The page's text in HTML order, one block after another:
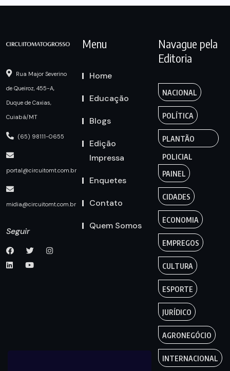
Rua Major Severino
de Queiroz, 455-A,
Duque de Caxias,
Cuiabá/MT
(65) 98111-0655
portal@circuitomt.com.br
midia@circuitomt.com.br
Seguir
Menu
Home
Educação
Blogs
Edição
Impressa
Enquetes
Contato
Quem Somos
Navague pela
Editoria
NACIONAL
POLÍTICA
PLANTÃO
POLICIAL
PAINEL
CIDADES
ECONOMIA
EMPREGOS
CULTURA
ESPORTE
JURÍDICO
AGRONEGÓCIO
INTERNACIONAL